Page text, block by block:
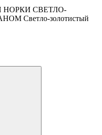
НОРКИ СВЕТЛО-
Светло-золотистый